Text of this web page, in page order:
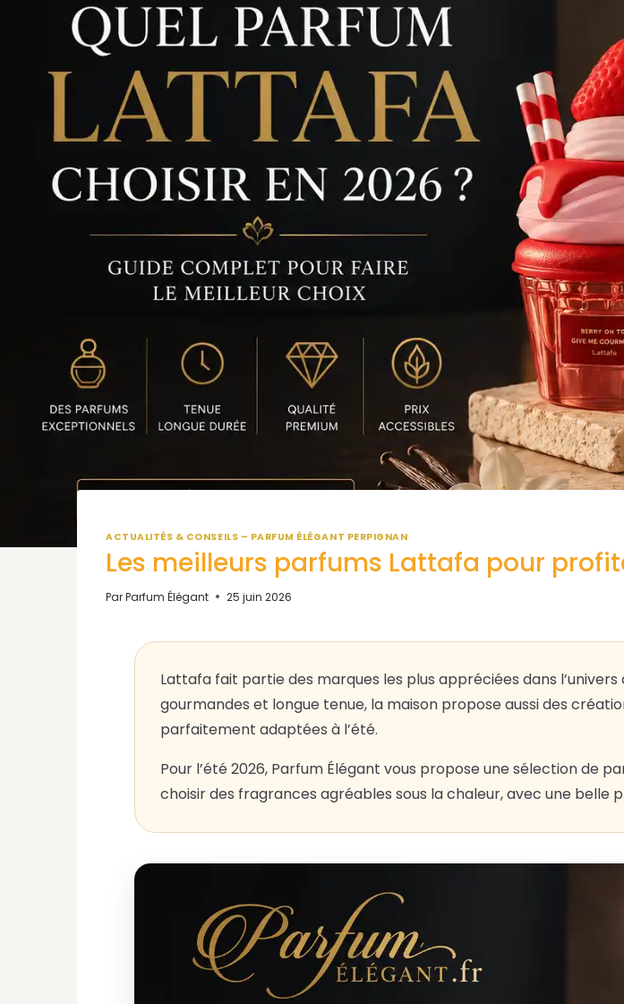
ACTUALITÉS & CONSEILS – PARFUM ÉLÉGANT PERPIGNAN
Les meilleurs parfums Lattafa pour
ParParfum Élégant 25 juin 2026
Lattafa fait partie des marques les plus appréciées dans
gourmandes et longue tenue, la maison propose aussi des
parfaitement adaptées à l’été.
Pour l’été 2026, Parfum Élégant vous propose une sélection de
choisir des fragrances agréables sous la chaleur, avec une